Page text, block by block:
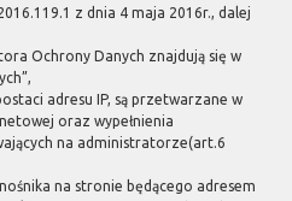
z dnia 4 maja 2016r., dalej
Ochrony Danych znajdują się w
adresu IP, są przetwarzane w
oraz wypełnienia
na administratorze(art.6
na stronie będącego adresem